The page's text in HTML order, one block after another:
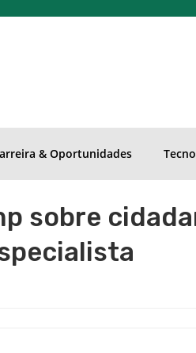
& Oportunidades
sobre